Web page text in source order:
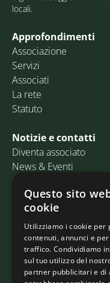
locali.
Approfondimenti
Associazione
Servizi
Associati
La rete
Statuto
Notizie e contatti
Diventa associato
News & Eventi
Contatti
Email:info@assosped.it
PEC:
Indirizzo: Via delle
30175 Marghera (VE)
Questo sito
cookie
Utilizziamo i cookie per
contenuti, annunci e
traffico. Condividiamo
sul tuo utilizzo del
partner pubblicitari e di